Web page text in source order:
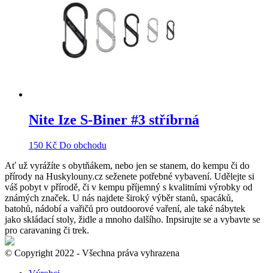
Nite Ize S-Biner #3 stříbrná
150 Kč Do obchodu
Ať už vyrážíte s obytňákem, nebo jen se stanem, do kempu či do
přírody na Huskylouny.cz seženete potřebné vybavení. Udělejte si
váš pobyt v přírodě, či v kempu příjemný s kvalitními výrobky od
známých značek. U nás najdete široký výběr stanů, spacáků,
batohů, nádobí a vařičů pro outdoorové vaření, ale také nábytek
jako skládací stoly, židle a mnoho dalšího. Inpsirujte se a vybavte se
pro caravaning či trek.
© Copyright 2022 - Všechna práva vyhrazena